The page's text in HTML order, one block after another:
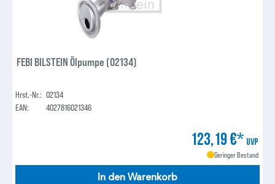
FEBI BILSTEIN Ölpumpe (02134)
Hrst.-Nr.: 02134
EAN:
4027816021346
123,19 €* UVP
Geringer Bestand
In den Warenkorb